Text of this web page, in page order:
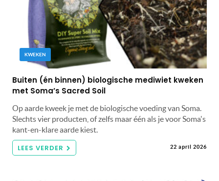
KWEKEN
Buiten (én binnen) biologische mediwiet kweken
met Soma’s Sacred Soil
Op aarde kweek je met de biologische voeding van Soma.
Slechts vier producten, of zelfs maar één als je voor Soma's
kant-en-klare aarde kiest.
LEES VERDER 22 april 2026